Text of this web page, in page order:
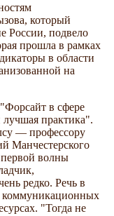
который
России, подвело
прошла в рамках
в области
на
в сфере
практика".
— профессору
Манчестерского
волны
редко. Речь в
коммуникационных
"Тогда не